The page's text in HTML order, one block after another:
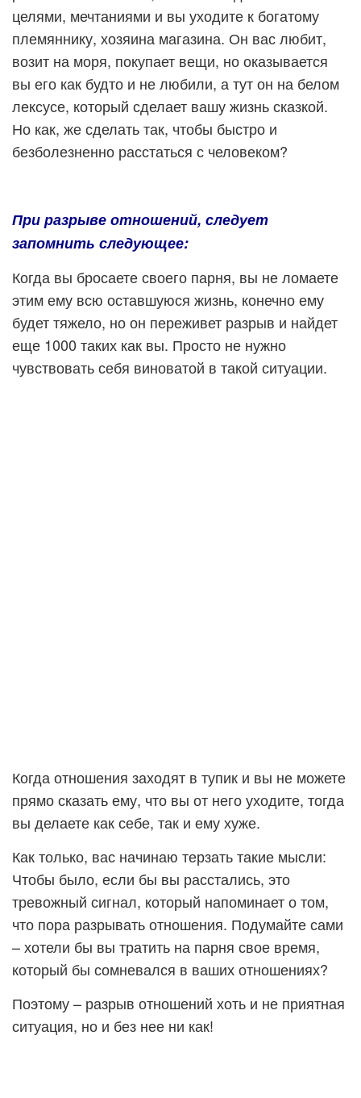
целями, мечтаниями и вы уходите к богатому
племяннику, хозяина магазина. Он вас любит,
возит на моря, покупает вещи, но оказывается
вы его как будто и не любили, а тут он на белом
лексусе, который сделает вашу жизнь сказкой.
Но как, же сделать так, чтобы быстро и
безболезненно расстаться с человеком?
При разрыве отношений, следует
запомнить следующее:
Когда вы бросаете своего парня, вы не ломаете
этим ему всю оставшуюся жизнь, конечно ему
будет тяжело, но он переживет разрыв и найдет
еще 1000 таких как вы. Просто не нужно
чувствовать себя виноватой в такой ситуации.
Когда отношения заходят в тупик и вы не можете
прямо сказать ему, что вы от него уходите, тогда
вы делаете как себе, так и ему хуже.
Как только, вас начинаю терзать такие мысли:
Чтобы было, если бы вы расстались, это
тревожный сигнал, который напоминает о том,
что пора разрывать отношения. Подумайте сами
– хотели бы вы тратить на парня свое время,
который бы сомневался в ваших отношениях?
Поэтому – разрыв отношений хоть и не приятная
ситуация, но и без нее ни как!